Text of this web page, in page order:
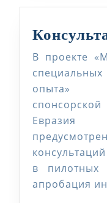
В проекте
опыта»
Евразия
в пилотных
апробация